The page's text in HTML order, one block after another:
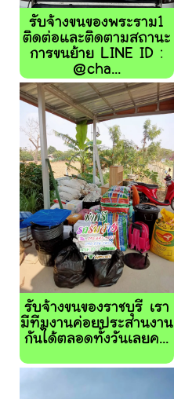
รับจ้างขนของพระราม1
ติดต่อและติดตามสถานะ
การขนย้าย LINE ID :
@cha...
รับจ้างขนของราชบุรี เรา
มีทีมงานค่อยประสานงาน
กันได้ตลอดทั้งวันเลยค...